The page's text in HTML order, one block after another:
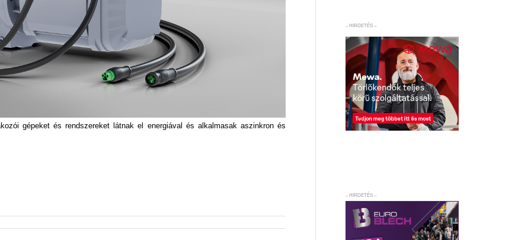
gépeket és rendszereket látnak el energiával és alkalmasak aszinkron és
– HIRDETÉS –
– HIRDETÉS –